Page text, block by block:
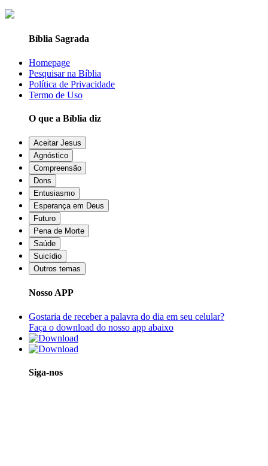
Bíblia Sagrada
Homepage
Pesquisar na Bíblia
Política de Privacidade
Termo de Uso
O que a Bíblia diz
Aceitar Jesus
Agnóstico
Compreensão
Dons
Entusiasmo
Esperança em Deus
Futuro
Pena de Morte
Saúde
Suicídio
Outros temas
Nosso APP
Gostaria de receber a palavra do dia em seu celular?
Faça o download do nosso app abaixo
Siga-nos